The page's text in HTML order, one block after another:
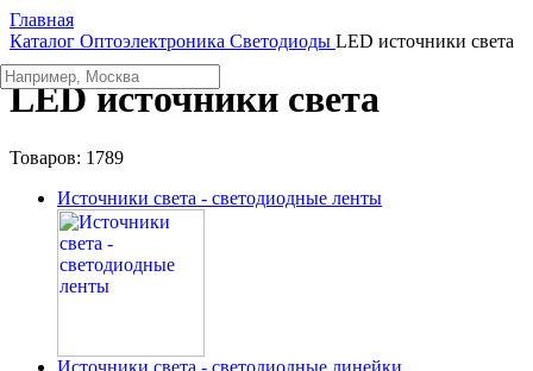
Главная
Каталог Oптоэлектроника Светодиоды LED источники света
LED источники света
Товаров: 1789
Источники света - светодиодные ленты
Источники света - светодиодные линейки